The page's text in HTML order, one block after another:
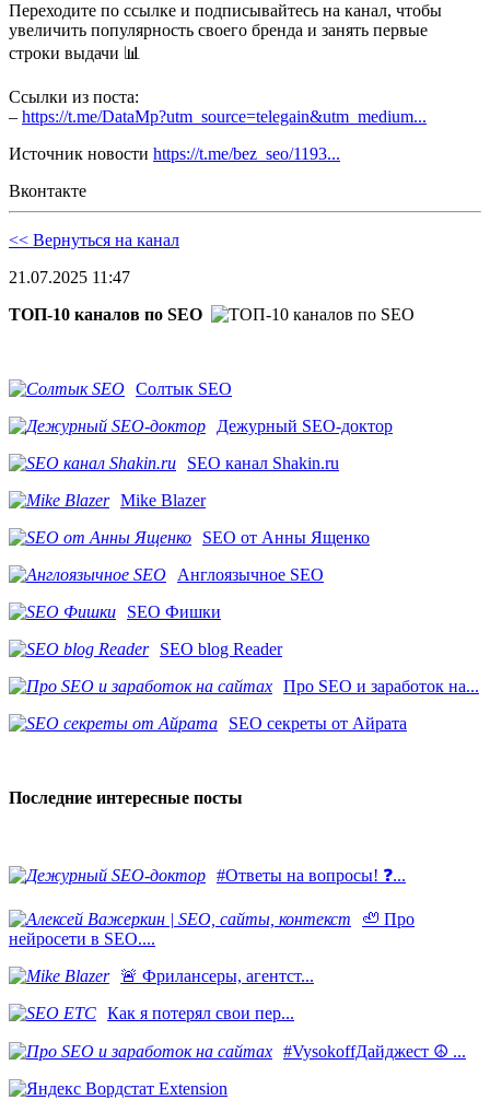
Переходите по ссылке и подписывайтесь на канал, чтобы
увеличить популярность своего бренда и занять первые
строки выдачи 📊
Ссылки из поста:
– https://t.me/DataMp?utm_source=telegain&utm_medium...
Источник новости https://t.me/bez_seo/1193...
Вконтакте
<< Вернуться на канал
21.07.2025 11:47
ТОП-10 каналов по SEO
Солтык SEO
Дежурный SEO-доктор
SEO канал Shakin.ru
Mike Blazer
SEO от Анны Ященко
Англоязычное SEO
SEO Фишки
SEO blog Reader
Про SEO и заработок на...
SEO секреты от Айрата
Последние интересные посты
#Ответы на вопросы! ❓...
🦥 Про
нейросети в SEO....
​🚨 Фрилансеры, агентст...
Как я потерял свои пер...
#VysokoffДайджест ☮️ ...